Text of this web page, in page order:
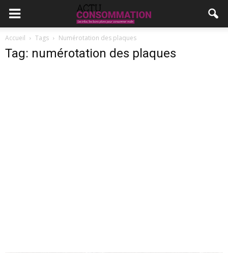
Accueil Tags Numérotation des plaques
Tag: numérotation des plaques